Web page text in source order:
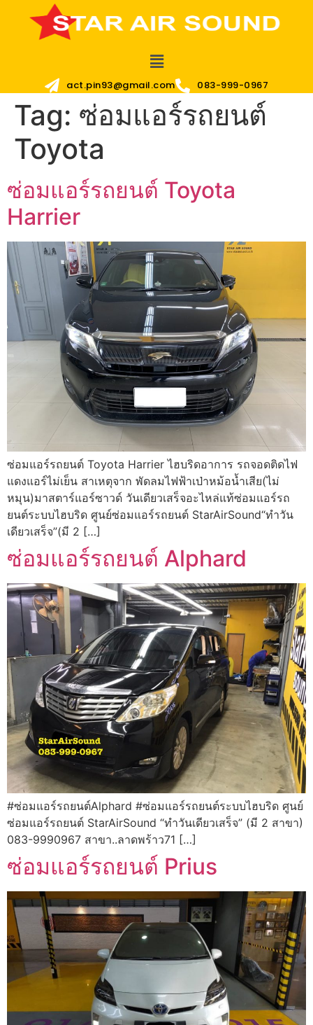
act.pin93@gmail.com 083-999-0967
Tag: ซ่อมแอร์รถยนต์
Toyota
ซ่อมแอร์รถยนต์ Toyota
Harrier
ซ่อมแอร์รถยนต์ Toyota Harrier ไฮบริดอาการ รถจอดติดไฟ
แดงแอร์ไม่เย็น สาเหตุจาก พัดลมไฟฟ้าเป่าหม้อน้ำเสีย(ไม่
หมุน)มาสตาร์แอร์ซาวด์ วันเดียวเสร็จอะไหล่แท้ซ่อมแอร์รถ
ยนต์ระบบไฮบริด ศูนย์ซ่อมแอร์รถยนต์ StarAirSound“ทำวัน
เดียวเสร็จ”(มี 2 […]
ซ่อมแอร์รถยนต์ Alphard
#ซ่อมแอร์รถยนต์Alphard #ซ่อมแอร์รถยนต์ระบบไฮบริด ศูนย์
ซ่อมแอร์รถยนต์ StarAirSound “ทำวันเดียวเสร็จ” (มี 2 สาขา)
083-9990967 สาขา..ลาดพร้าว71 […]
ซ่อมแอร์รถยนต์ Prius